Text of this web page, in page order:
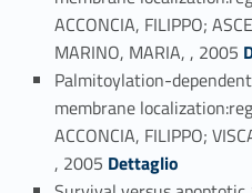
ACCONCIA, FILIPPO;
MARINO, MARIA, , 2005 Link
Palmitoylation-
membrane
ACCONCIA, FILIPPO;
, 2005 Link identifier #identifier_person_147436-104
Dettaglio